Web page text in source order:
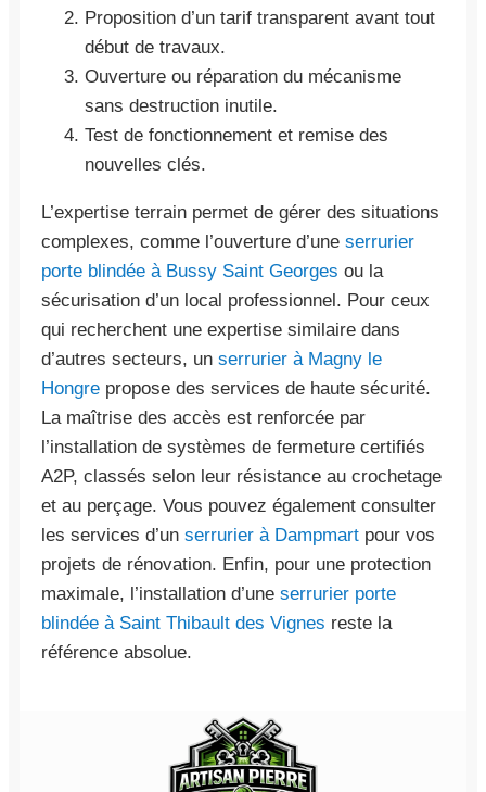
Proposition d’un tarif transparent avant tout
début de travaux.
Ouverture ou réparation du mécanisme
sans destruction inutile.
Test de fonctionnement et remise des
nouvelles clés.
L’expertise terrain permet de gérer des situations
complexes, comme l’ouverture d’une serrurier
porte blindée à Bussy Saint Georges ou la
sécurisation d’un local professionnel. Pour ceux
qui recherchent une expertise similaire dans
d’autres secteurs, un serrurier à Magny le
Hongre propose des services de haute sécurité.
La maîtrise des accès est renforcée par
l’installation de systèmes de fermeture certifiés
A2P, classés selon leur résistance au crochetage
et au perçage. Vous pouvez également consulter
les services d’un serrurier à Dampmart pour vos
projets de rénovation. Enfin, pour une protection
maximale, l’installation d’une serrurier porte
blindée à Saint Thibault des Vignes reste la
référence absolue.